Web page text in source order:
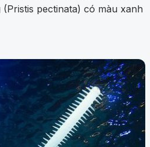
pectinata) có màu xanh